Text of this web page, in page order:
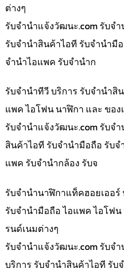
ต่างๆ
รับจํานําแจ้งวัฒนะ.com รับจ
รับจำนำสินค้าไอที รับจำนำมื
จำนำไอแพค รับจำนำก
รับจำนำทีวี บริการ รับจำนำสิ
แพค ไอโฟน นาฬิกา และ ขอ
รับจํานําแจ้งวัฒนะ.com รับจ
สินค้าไอที รับจำนำมือถือ รับ
แพค รับจำนำกล้อง รับจ
รับจำนำนาฬิกาแท็คฮอยเออ
รับจำนำมือถือ ไอแพค ไอโฟ
รนด์เนมต่างๆ
รับจํานําแจ้งวัฒนะ.com รับจ
บริการ รับจำนำสินค้าไอที รับ